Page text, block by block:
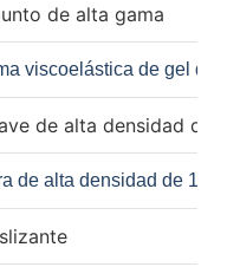
de alta gama
viscoelástica de gel de
de alta densidad de
de alta densidad de 15